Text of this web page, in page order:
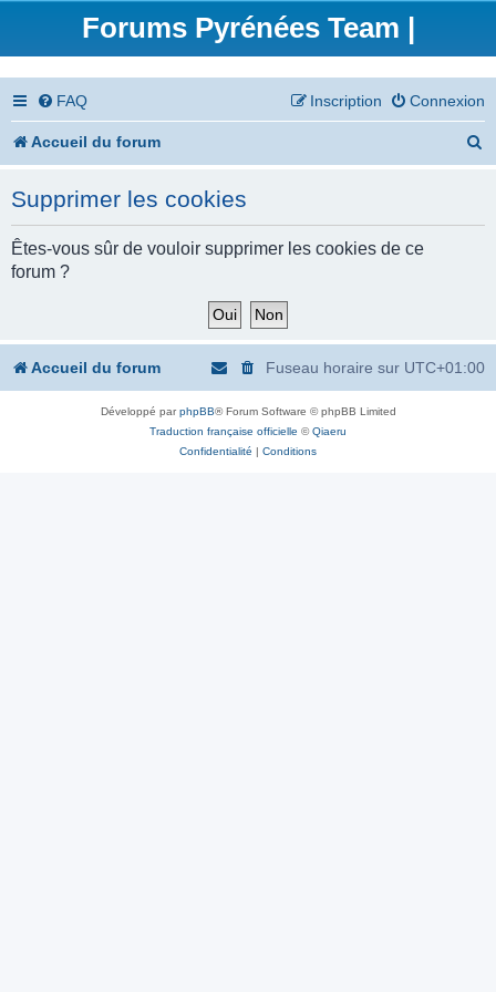
Forums Pyrénées Team |
FAQ Connexion
Inscription
Accueil du forum
c
Supprimer les cookies
Êtes-vous sûr de vouloir supprimer les cookies de ce
forum ?
Accueil du forum Fuseau horaire sur UTC+01:00
Développé parphpBB® Forum Software © phpBB Limited
Traduction française officielle ©Qiaeru
Confidentialité | Conditions